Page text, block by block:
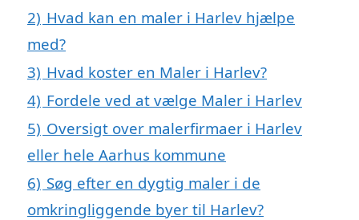
2) Hvad kan en maler i Harlev hjælpe
med?
3) Hvad koster en Maler i Harlev?
4) Fordele ved at vælge Maler i Harlev
5) Oversigt over malerfirmaer i Harlev
eller hele Aarhus kommune
6) Søg efter en dygtig maler i de
omkringliggende byer til Harlev?